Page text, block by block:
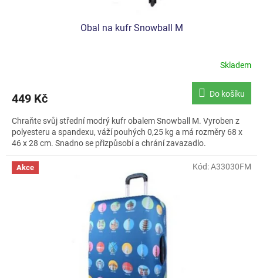
Obal na kufr Snowball M
Skladem
449 Kč Do košíku
Chraňte svůj střední modrý kufr obalem Snowball M. Vyroben z
polyesteru a spandexu, váží pouhých 0,25 kg a má rozměry 68 x
46 x 28 cm. Snadno se přizpůsobí a chrání zavazadlo.
Akce Kód:A33030FM